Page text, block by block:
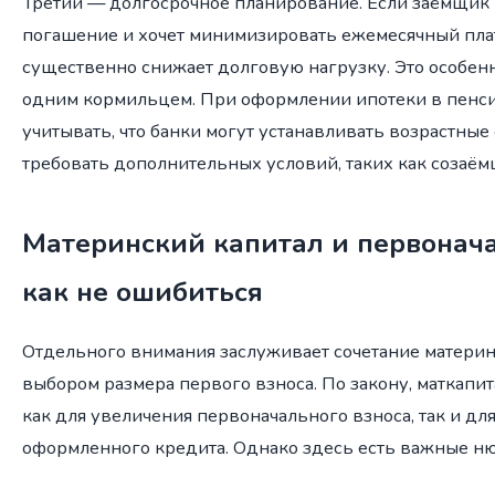
погашение и хочет минимизировать ежемесячный
существенно снижает долговую нагрузку. Это
одним кормильцем. При оформлении ипотеки в
учитывать, что банки могут устанавливать
требовать дополнительных условий, таких как
Материнский капитал и
как не ошибиться
Отдельного внимания заслуживает сочетание
выбором размера первого взноса. По закону,
как для увеличения первоначального взноса, так и
оформленного кредита. Однако здесь есть важные